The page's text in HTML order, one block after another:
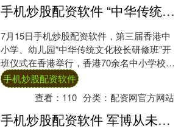
手机炒股配资软件 “中华传统文化校长研修班”开班仪式举行
7月15日手机炒股配资软件，第三届香港中
小学、幼儿园“中华传统文化校长研修班”开
班仪式在香港举行，香港70余名中小学校
长、幼儿园园长参加研修班。 本届研修班由
中....
手机炒股配资软件
查看： 110 分类：配资网官方网站
手机炒股配资软件 军博从未委托第三方代为预约，若发现倒票等线索请您举报